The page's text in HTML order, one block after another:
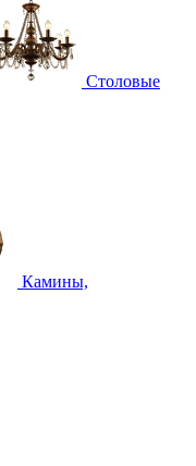
Столовые
Камины,